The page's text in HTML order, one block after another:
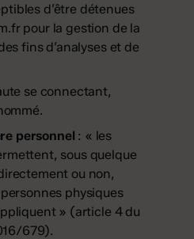
d’être détenues
pour la gestion de la
fins d’analyses et de
se connectant,
personnel : « les
sous quelque
ou non,
physiques
» (article 4 du
679).